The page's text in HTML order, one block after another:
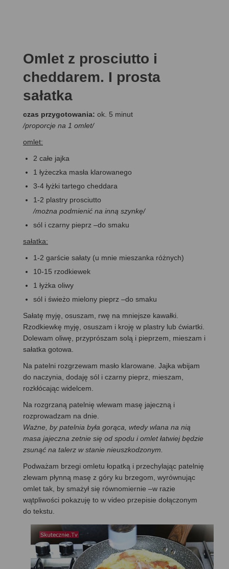
Omlet z prosciutto i
cheddarem. I prosta
sałatka
czas przygotowania: ok. 5 minut
/proporcje na 1 omlet/
omlet:
2 całe jajka
1 łyżeczka masła klarowanego
3-4 łyżki tartego cheddara
1-2 plastry prosciutto
/można podmienić na inną szynkę/
sól i czarny pieprz –do smaku
sałatka:
1-2 garście sałaty (u mnie mieszanka różnych)
10-15 rzodkiewek
1 łyżka oliwy
sól i świeżo mielony pieprz –do smaku
Sałatę myję, osuszam, rwę na mniejsze kawałki.
Rzodkiewkę myję, osuszam i kroję w plastry lub ćwiartki.
Dolewam oliwę, przyprószam solą i pieprzem, mieszam i
sałatka gotowa.
Na patelni rozgrzewam masło klarowane. Jajka wbijam
do naczynia, dodaję sól i czarny pieprz, mieszam,
rozkłócając widelcem.
Na rozgrzaną patelnię wlewam masę jajeczną i
rozprowadzam na dnie.
Ważne, by patelnia była gorąca, wtedy wlana na nią
masa jajeczna zetnie się od spodu i omlet łatwiej będzie
zsunąć na talerz w stanie nieuszkodzonym.
Podważam brzegi omletu łopatką i przechylając patelnię
zlewam płynną masę z góry ku brzegom, wyrównując
omlet tak, by smażył się równomiernie –w razie
wątpliwości pokazuję to w video przepisie dołączonym
do tekstu.